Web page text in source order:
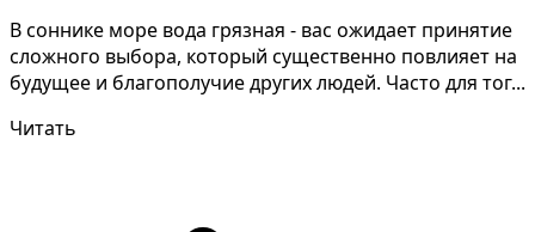
В соннике море вода грязная - вас ожидает принятие
сложного выбора, который существенно повлияет на
будущее и благополучие других людей. Часто для тог...
Читать